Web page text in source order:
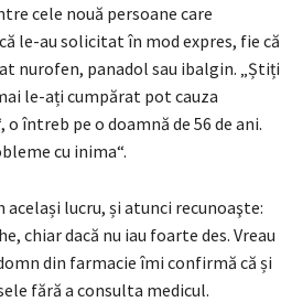
cele nouă persoane care
le-au solicitat în mod expres, fie că
nurofen, panadol sau ibalgin. „Știți
le-ați cumpărat pot cauza
întreb pe o doamnă de 56 de ani.
cu inima“.
lucru, și atunci recunoaşte:
chiar dacă nu iau foarte des. Vreau
din farmacie îmi confirmă că și
fără a consulta medicul.